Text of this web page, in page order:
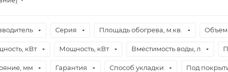
Серия Площадь обогрева, м.кв. Объем
кВт Мощность, кВт Вместимость воды, л
мм Гарантия Способ укладки Под